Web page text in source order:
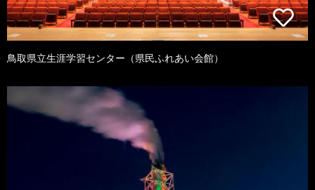
鳥取県立生涯学習センター（県民ふれあい会館）